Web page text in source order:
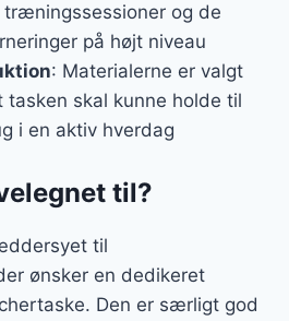
og de
på højt niveau
: Materialerne er valgt
tasken skal kunne holde til
i en aktiv hverdag
til?
til
ønsker en dedikeret
Den er særligt god